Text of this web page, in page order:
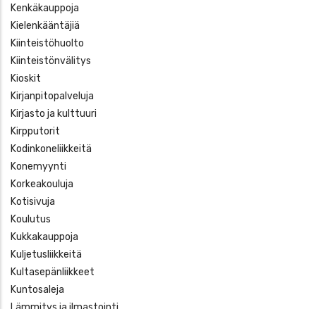
Kenkäkauppoja
Kielenkääntäjiä
Kiinteistöhuolto
Kiinteistönvälitys
Kioskit
Kirjanpitopalveluja
Kirjasto ja kulttuuri
Kirpputorit
Kodinkoneliikkeitä
Konemyynti
Korkeakouluja
Kotisivuja
Koulutus
Kukkakauppoja
Kuljetusliikkeitä
Kultasepänliikkeet
Kuntosaleja